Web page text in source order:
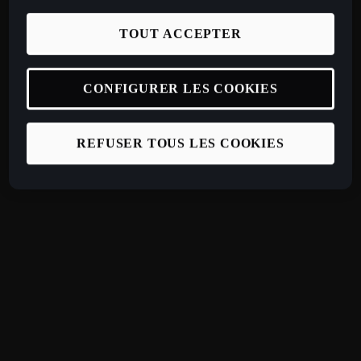
REFUSER TOUS LES COOKIES
TOUT ACCEPTER
CONFIGURER LES COOKIES